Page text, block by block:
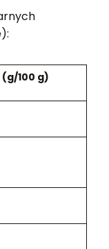
(g/100 g)